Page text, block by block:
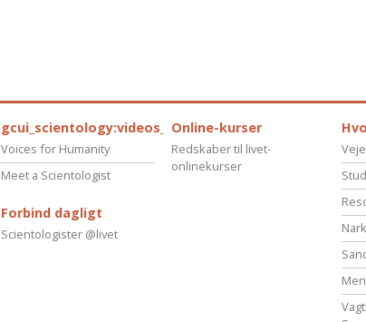
gcui_scientology:videos_about_kyalami_from_scnnw
Voices for Humanity
Meet a Scientologist
Forbind dagligt
Scientologister @livet
Online-kurser
Redskaber til livet-
onlinekurser